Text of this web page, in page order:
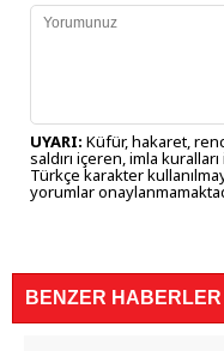
UYARI: Küfür, hakaret,
saldırı içeren, imla kuralları
Türkçe karakter
yorumlar
BENZER HABERLER